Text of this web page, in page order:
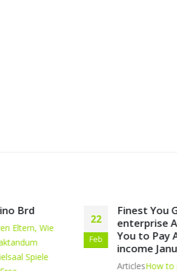
Feb
Finest You Gambling
enterprise Applications
You to Pay A real
income January
How to pick An